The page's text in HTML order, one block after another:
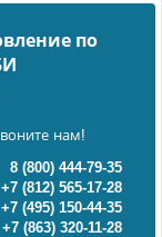
по
нам!
8 (800) 444-79-35
+7 (812) 565-17-28
+7 (495) 150-44-35
+7 (863) 320-11-28